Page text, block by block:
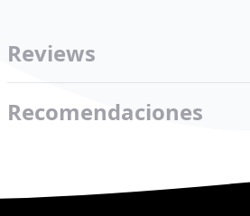
Reviews
Recomendaciones